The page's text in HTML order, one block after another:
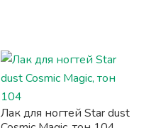
Лак для ногтей Star dust